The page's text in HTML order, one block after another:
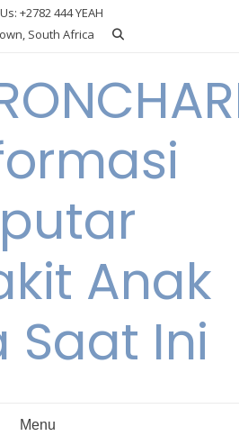
+2782 444 YEAH
South Africa
Anak
Saat Ini
Menu